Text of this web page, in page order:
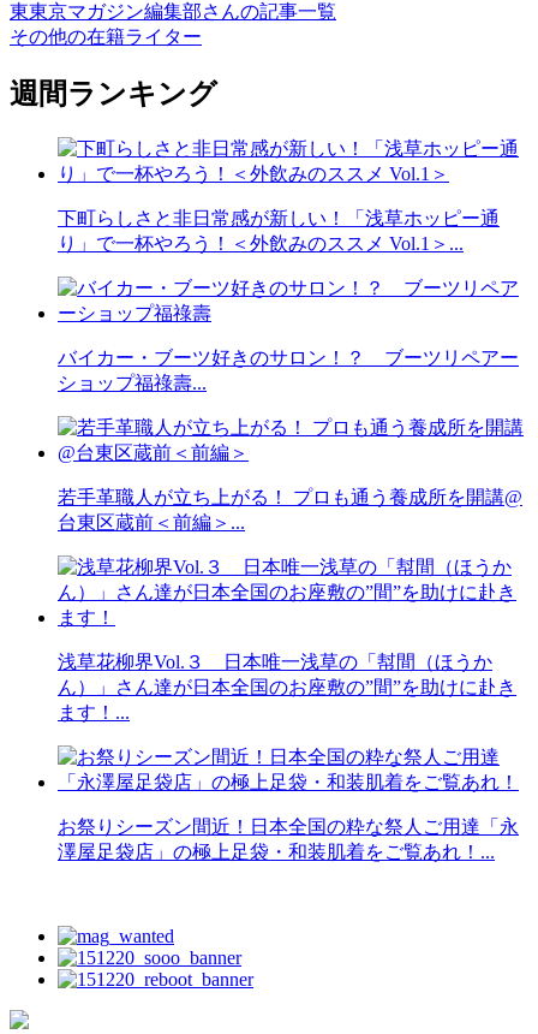
東東京マガジン編集部さんの記事一覧
その他の在籍ライター
週間ランキング
下町らしさと非日常感が新しい！「浅草ホッピー通
り」で一杯やろう！＜外飲みのススメ Vol.1＞...
バイカー・ブーツ好きのサロン！？ ブーツリペアー
ショップ福祿壽...
若手革職人が立ち上がる！ プロも通う養成所を開講@
台東区蔵前＜前編＞...
浅草花柳界Vol.３ 日本唯一浅草の「幇間（ほうか
ん）」さん達が日本全国のお座敷の”間”を助けに赴き
ます！...
お祭りシーズン間近！日本全国の粋な祭人ご用達「永
澤屋足袋店」の極上足袋・和装肌着をご覧あれ！...